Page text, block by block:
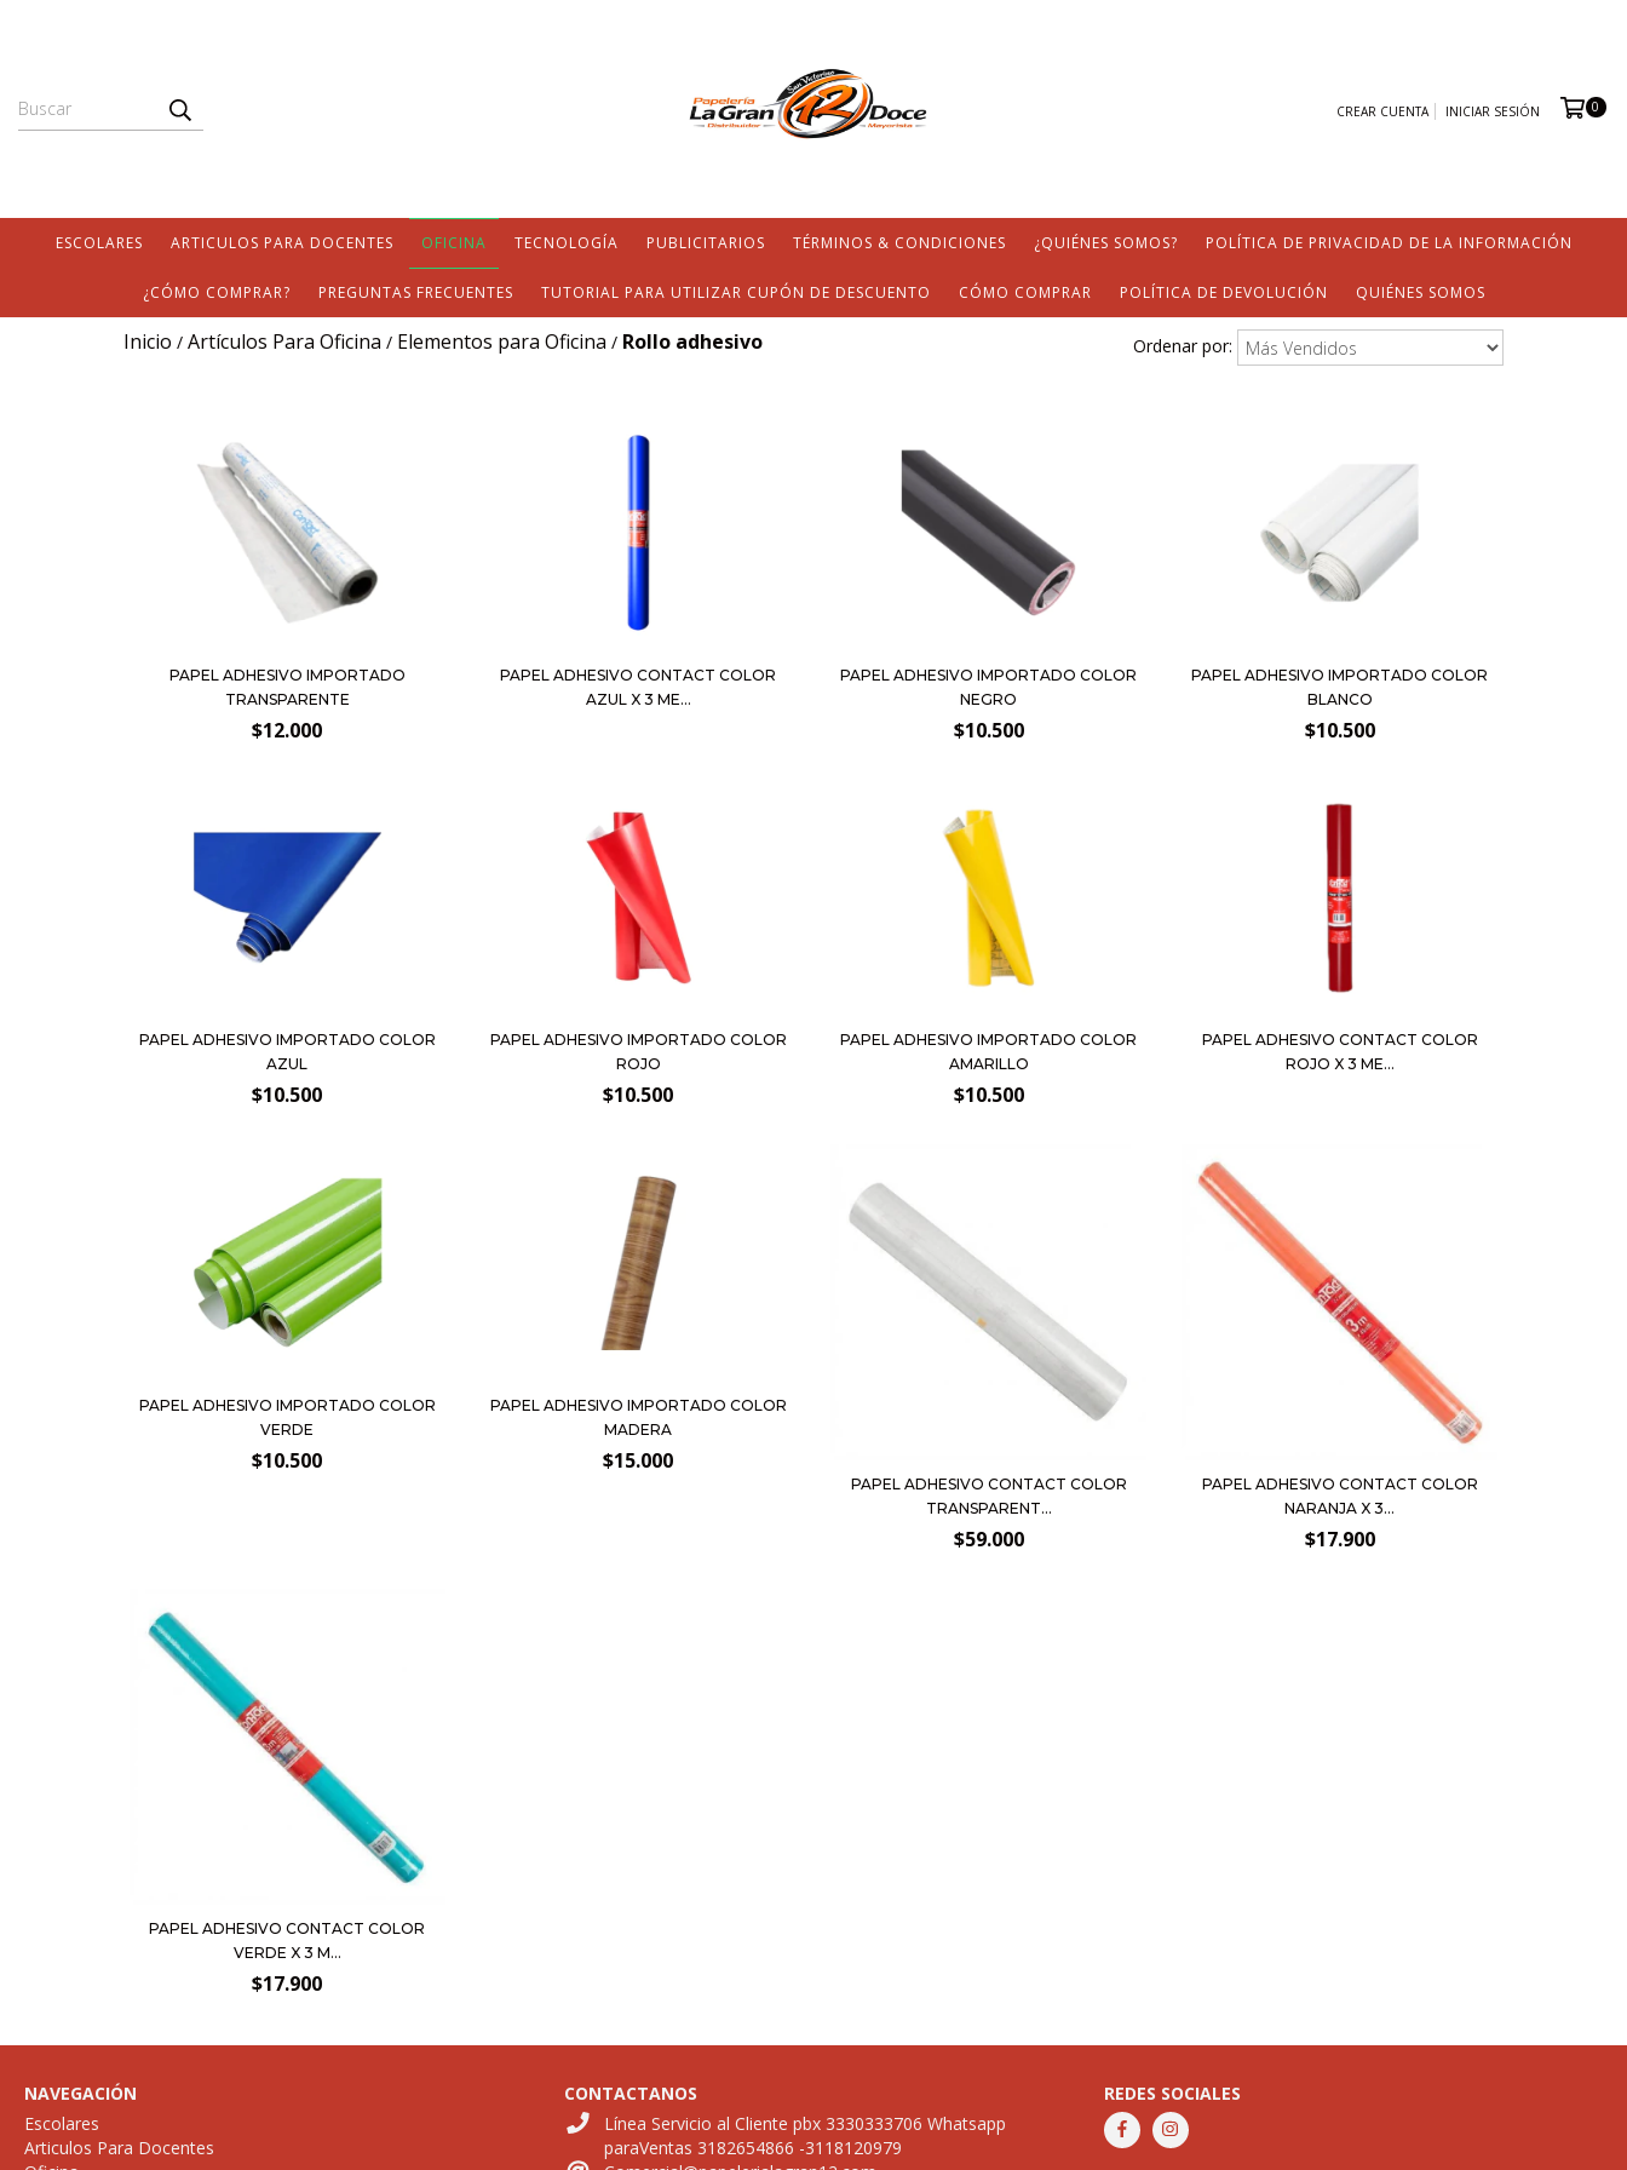
CREAR CUENTA INICIAR SESIÓN 0
ESCOLARES ARTICULOS PARA DOCENTES OFICINA TECNOLOGÍA PUBLICITARIOS TÉRMINOS & CONDICIONES ¿QUIÉNES SOMOS? POLÍTICA DE PRIVACIDAD DE LA INFORMACIÓN
¿CÓMO COMPRAR? PREGUNTAS FRECUENTES TUTORIAL PARA UTILIZAR CUPÓN DE DESCUENTO CÓMO COMPRAR POLÍTICA DE DEVOLUCIÓN QUIÉNES SOMOS
Inicio / Artículos Para Oficina / Elementos para Oficina / Rollo adhesivo Ordenar por:
PAPEL ADHESIVO IMPORTADO
TRANSPARENTE
$12.000
PAPEL ADHESIVO CONTACT COLOR
AZUL X 3 ME...
PAPEL ADHESIVO IMPORTADO COLOR
NEGRO
$10.500
PAPEL ADHESIVO IMPORTADO COLOR
BLANCO
$10.500
PAPEL ADHESIVO IMPORTADO COLOR
AZUL
$10.500
PAPEL ADHESIVO IMPORTADO COLOR
ROJO
$10.500
PAPEL ADHESIVO IMPORTADO COLOR
AMARILLO
$10.500
PAPEL ADHESIVO CONTACT COLOR
ROJO X 3 ME...
PAPEL ADHESIVO IMPORTADO COLOR
VERDE
$10.500
PAPEL ADHESIVO IMPORTADO COLOR
MADERA
$15.000
PAPEL ADHESIVO CONTACT COLOR
TRANSPARENT...
$59.000
PAPEL ADHESIVO CONTACT COLOR
NARANJA X 3...
$17.900
PAPEL ADHESIVO CONTACT COLOR
VERDE X 3 M...
$17.900
NAVEGACIÓN
Escolares
Articulos Para Docentes
CONTACTANOS
Línea Servicio al Cliente pbx 3330333706 Whatsapp
paraVentas 3182654866 -3118120979
REDES SOCIALES